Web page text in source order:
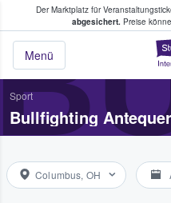
Der Marktplatz für
abgesichert.Preise
Menü
Tickets kaufen
Sport
Bullfighting
Columbus, OH